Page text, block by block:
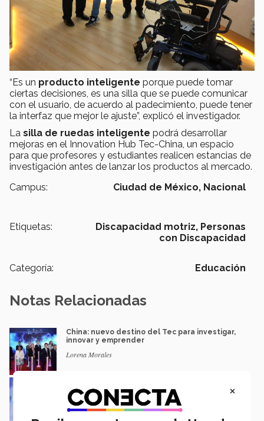
“Es un producto inteligente porque puede tomar
ciertas decisiones, es una silla que se puede comunicar
con el usuario, de acuerdo al padecimiento, puede tener
la interfaz que mejor le ajuste”, explicó el investigador.
La silla de ruedas inteligente podrá desarrollar
mejoras en el Innovation Hub Tec-China, un espacio
para que profesores y estudiantes realicen estancias de
investigación antes de lanzar los productos al mercado.
Campus:
Ciudad de México, Nacional
Etiquetas: Discapacidad motriz, Personas
con Discapacidad
Categoría: Educación
Notas Relacionadas
China: nuevo destino del Tec para investigar,
innovar y emprender
Lorena Morales
de tecnología en China
Redacción CONECTA
×